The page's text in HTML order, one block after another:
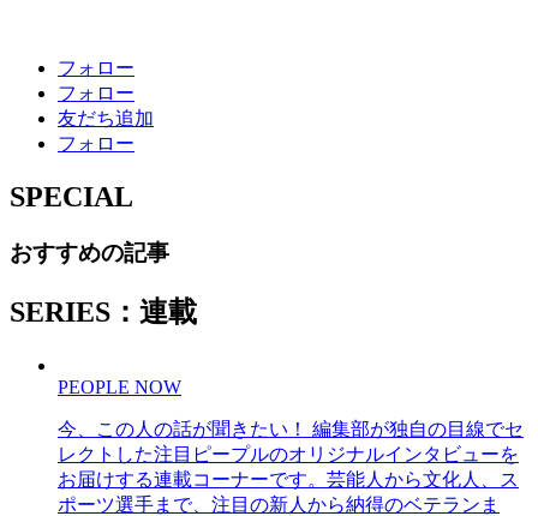
フォロー
フォロー
友だち追加
フォロー
SPECIAL
おすすめの記事
SERIES：連載
PEOPLE NOW
今、この人の話が聞きたい！ 編集部が独自の目線でセ
レクトした注目ピープルのオリジナルインタビューを
お届けする連載コーナーです。芸能人から文化人、ス
ポーツ選手まで、注目の新人から納得のベテランま